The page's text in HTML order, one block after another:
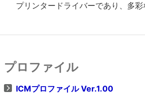
プリンタードライバーであり、多
プロファイル
ICMプロファイル Ver.1.00